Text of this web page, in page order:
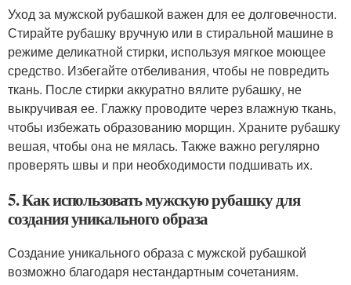
Уход за мужской рубашкой важен для ее долговечности.
Стирайте рубашку вручную или в стиральной машине в
режиме деликатной стирки, используя мягкое моющее
средство. Избегайте отбеливания, чтобы не повредить
ткань. После стирки аккуратно вялите рубашку, не
выкручивая ее. Глажку проводите через влажную ткань,
чтобы избежать образованию морщин. Храните рубашку
вешая, чтобы она не мялась. Также важно регулярно
проверять швы и при необходимости подшивать их.
5. Как использовать мужскую рубашку для
создания уникального образа
Создание уникального образа с мужской рубашкой
возможно благодаря нестандартным сочетаниям.